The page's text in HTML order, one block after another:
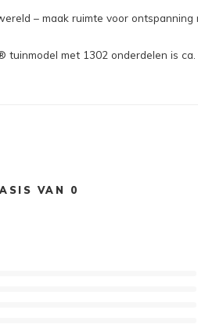
– maak ruimte voor
tuinmodel met 1302 onderdelen is
VAN 0